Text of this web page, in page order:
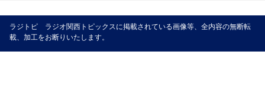
ラジトピ ラジオ関西トピックスに掲載されている画像等、全内容の無断転
載、加工をお断りいたします。